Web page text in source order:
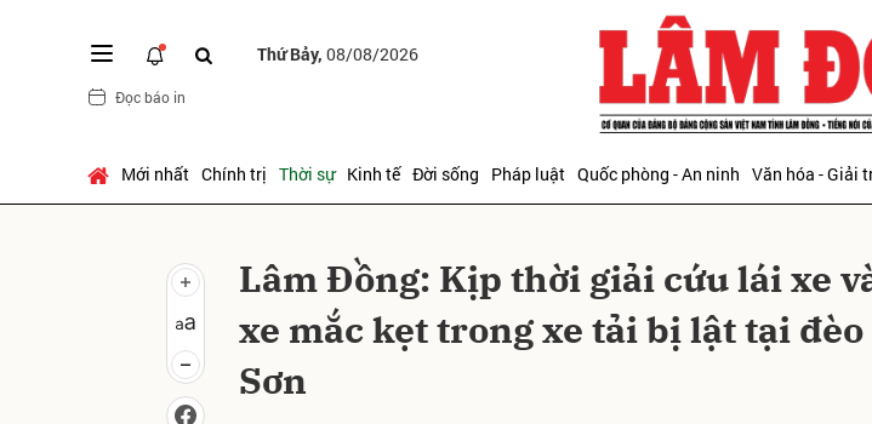
Thứ Bảy, 08/08/2026
Đọc báo in
Mới nhất Chính trị Thời sự Kinh tế Đời sống Pháp luật Quốc phòng - An ninh Văn hóa - Giải
Lâm Đồng: Kịp thời giải cứu lái xe
xe mắc kẹt trong xe tải bị lật tại
Sơn
Gửi bình luận